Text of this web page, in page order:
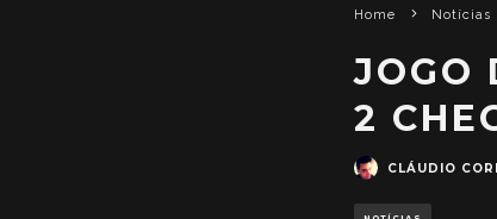
Home Notícias
JOGO
2
CLÁUDIO